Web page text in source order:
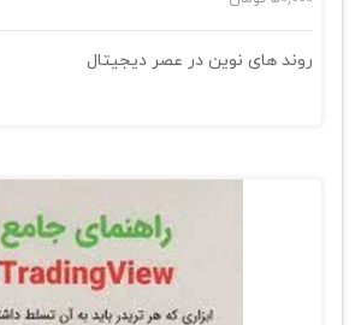
روند های نوین در عصر دیجیتال